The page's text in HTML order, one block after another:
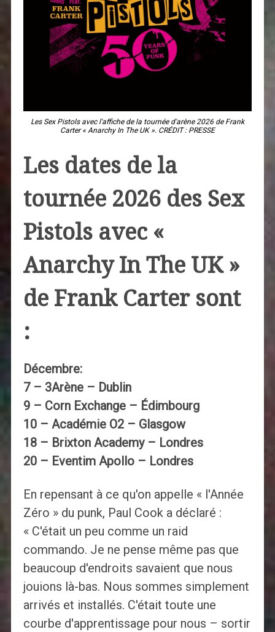
Les Sex Pistols avec l'affiche de la tournée d'arène 2026 de Frank
Carter « Anarchy In The UK ». CRÉDIT : PRESSE
Les dates de la
tournée 2026 des Sex
Pistols avec «
Anarchy In The UK »
de Frank Carter sont
:
Décembre:
7 – 3Arène – Dublin
9 – Corn Exchange – Édimbourg
10 – Académie O2 – Glasgow
18 – Brixton Academy – Londres
20 – Eventim Apollo – Londres
En repensant à ce qu'on appelle « l'Année
Zéro » du punk, Paul Cook a déclaré :
« C'était un peu comme un raid
commando. Je ne pense même pas que
beaucoup d'endroits savaient que nous
jouions là-bas. Nous sommes simplement
arrivés et installés. C'était toute une
courbe d'apprentissage pour nous – sortir